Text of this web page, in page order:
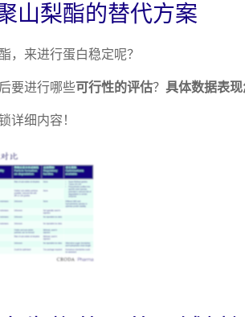
山梨酯的替代方案
，来进行蛋白稳定呢？
要进行哪些可行性的评估？具体数据表现
详细内容！